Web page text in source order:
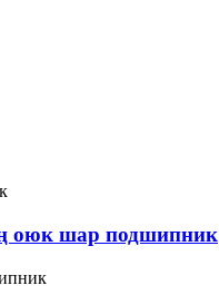
оюк шар подшипник